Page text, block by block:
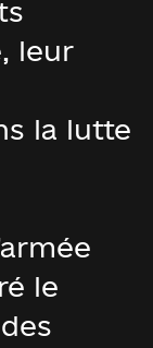
leur
la lutte
le